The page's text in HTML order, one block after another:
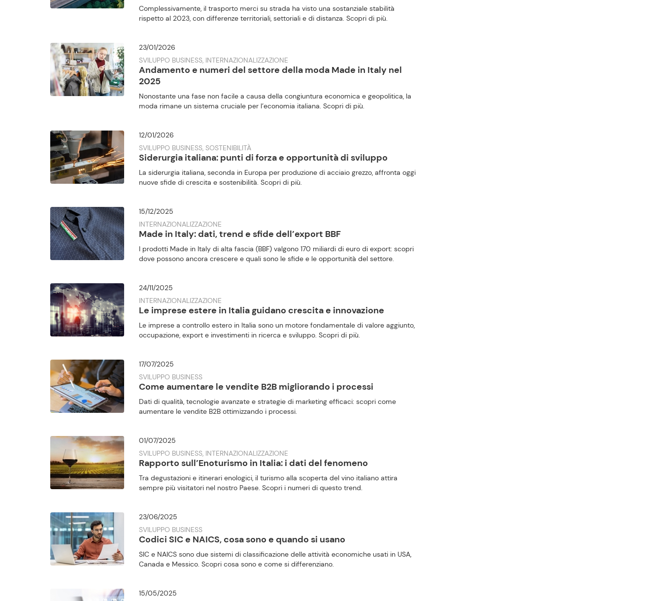
Complessivamente, il trasporto merci su strada ha visto una sostanziale stabilità
rispetto al 2023, con differenze territoriali, settoriali e di distanza. Scopri di più.
23/01/2026
SVILUPPO BUSINESS, INTERNAZIONALIZZAZIONE
Andamento e numeri del settore della moda Made in Italy nel
2025
Nonostante una fase non facile a causa della congiuntura economica e geopolitica, la
moda rimane un sistema cruciale per l’economia italiana. Scopri di più.
12/01/2026
SVILUPPO BUSINESS, SOSTENIBILITÀ
Siderurgia italiana: punti di forza e opportunità di sviluppo
La siderurgia italiana, seconda in Europa per produzione di acciaio grezzo, affronta oggi
nuove sfide di crescita e sostenibilità. Scopri di più.
15/12/2025
INTERNAZIONALIZZAZIONE
Made in Italy: dati, trend e sfide dell’export BBF
I prodotti Made in Italy di alta fascia (BBF) valgono 170 miliardi di euro di export: scopri
dove possono ancora crescere e quali sono le sfide e le opportunità del settore.
24/11/2025
INTERNAZIONALIZZAZIONE
Le imprese estere in Italia guidano crescita e innovazione
Le imprese a controllo estero in Italia sono un motore fondamentale di valore aggiunto,
occupazione, export e investimenti in ricerca e sviluppo. Scopri di più.
17/07/2025
SVILUPPO BUSINESS
Come aumentare le vendite B2B migliorando i processi
Dati di qualità, tecnologie avanzate e strategie di marketing efficaci: scopri come
aumentare le vendite B2B ottimizzando i processi.
01/07/2025
SVILUPPO BUSINESS, INTERNAZIONALIZZAZIONE
Rapporto sull’Enoturismo in Italia: i dati del fenomeno
Tra degustazioni e itinerari enologici, il turismo alla scoperta del vino italiano attira
sempre più visitatori nel nostro Paese. Scopri i numeri di questo trend.
23/06/2025
SVILUPPO BUSINESS
Codici SIC e NAICS, cosa sono e quando si usano
SIC e NAICS sono due sistemi di classificazione delle attività economiche usati in USA,
Canada e Messico. Scopri cosa sono e come si differenziano.
15/05/2025